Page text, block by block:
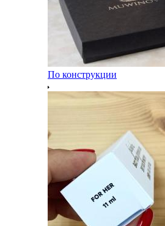
По конструкции